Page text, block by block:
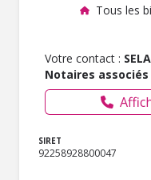
Tous les
Votre contact :
Notaires associés
SIRET
92258928800047